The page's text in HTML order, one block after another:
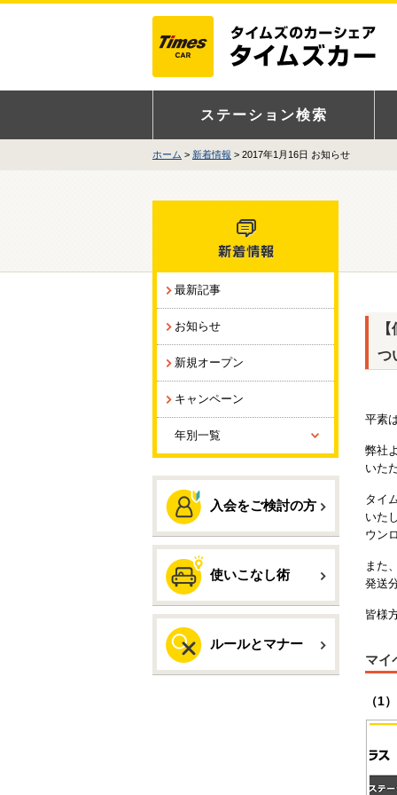
ステーション検索
ホーム 新着情報 > 2017年1月16日 お知らせ
つ
平素
弊社
いた
タイ
いた
ウン
また
発送
皆様
マイ
（1
最新記事
お知らせ
新規オープン
キャンペーン
年別一覧
入会をご検討の方
使いこなし術
ルールとマナー